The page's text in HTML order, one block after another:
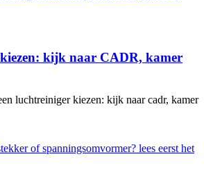
kijk naar CADR, kamer
luchtreiniger kiezen: kijk naar cadr, kamer